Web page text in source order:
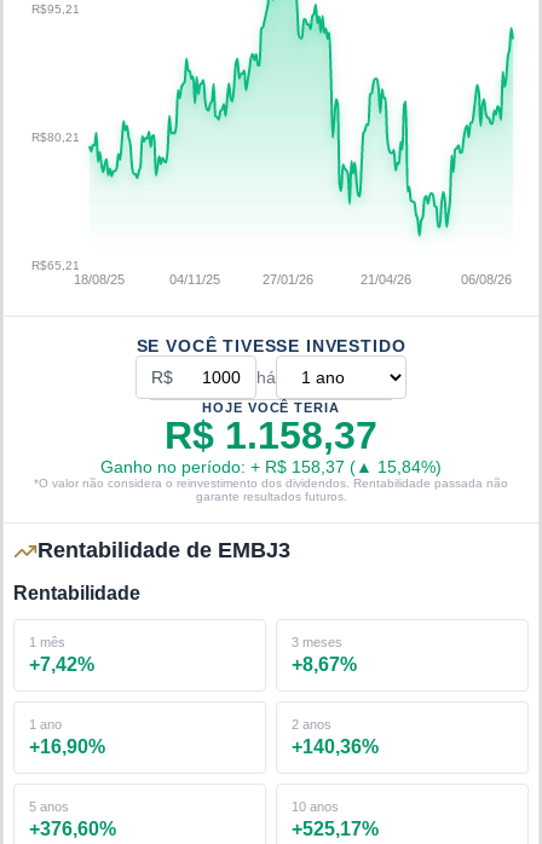
18/08/25 04/11/25 27/01/26 21/04/26 06/08/26
R$65,21
R$80,21
R$95,21
SE VOCÊ TIVESSE INVESTIDO
R$
há
HOJE VOCÊ TERIA
R$ 1.158,37
Ganho no período: + R$ 158,37 (▲ 15,84%)
*O valor não considera o reinvestimento dos dividendos. Rentabilidade passada não
garante resultados futuros.
Rentabilidade de EMBJ3
Rentabilidade
1 mês
+7,42%
3 meses
+8,67%
1 ano
+16,90%
2 anos
+140,36%
5 anos
+376,60%
10 anos
+525,17%